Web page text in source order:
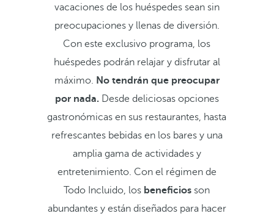
vacaciones de los huéspedes sean sin
preocupaciones y llenas de diversión.
Con este exclusivo programa, los
huéspedes podrán relajar y disfrutar al
máximo. No tendrán que preocupar
por nada. Desde deliciosas opciones
gastronómicas en sus restaurantes, hasta
refrescantes bebidas en los bares y una
amplia gama de actividades y
entretenimiento. Con el régimen de
Todo Incluido, los beneficios son
abundantes y están diseñados para hacer